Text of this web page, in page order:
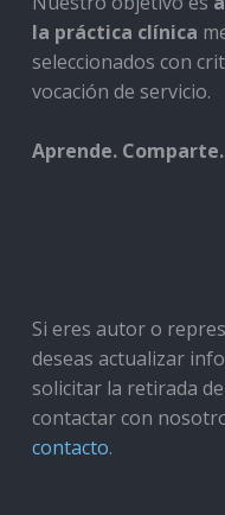
la práctica clínica
seleccionados con
vocación de servicio.
Aprende.
Si eres autor o
deseas actualizar
solicitar la retirada
contactar con
contacto.